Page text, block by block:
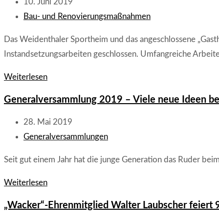
in
veröffentlicht:
10. Juni 2019
Beitrags-
Bau- und Renovierungsmaßnahmen
Das Weidenthaler Sportheim und das angeschlossene
Instandsetzungsarbeiten geschlossen. Umfangreiche
WeiterlesenSportheim
FC
„Wacker“
geschlossen
Generalversammlung 2019 – Viele neue Ideen
Beitrag
veröffentlicht:
28. Mai 2019
Beitrags-
Generalversammlungen
Seit gut einem Jahr hat die junge Generation das Ruder
WeiterlesenGeneralversammlung
–
„Wacker“-Ehrenmitglied Walter Laubscher feiert